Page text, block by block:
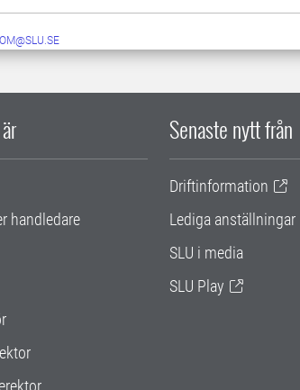
handledare
Senaste nytt från
Driftinformation
Lediga anställningar
SLU i media
SLU Play